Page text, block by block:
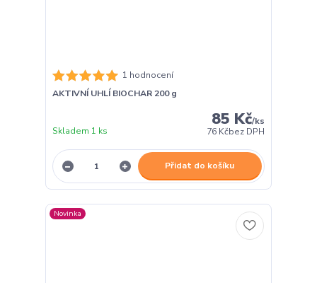
1 hodnocení
AKTIVNÍ UHLÍ BIOCHAR 200 g
85 Kč/ks
76 Kčbez DPH
Skladem 1 ks
Přidat do košíku
Novinka